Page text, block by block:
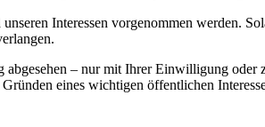
Interessen vorgenommen werden.
abgesehen – nur mit Ihrer Einwilligung
eines wichtigen öffentlichen